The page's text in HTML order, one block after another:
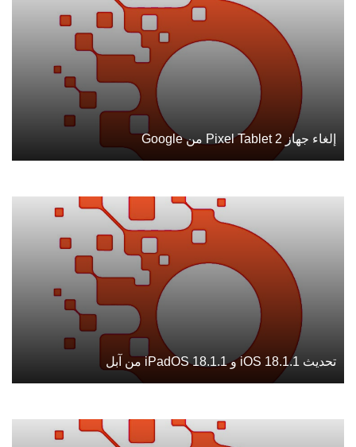
إلغاء جهاز Pixel Tablet 2 من Google
تحديث iOS 18.1.1 و iPadOS 18.1.1 من آبل